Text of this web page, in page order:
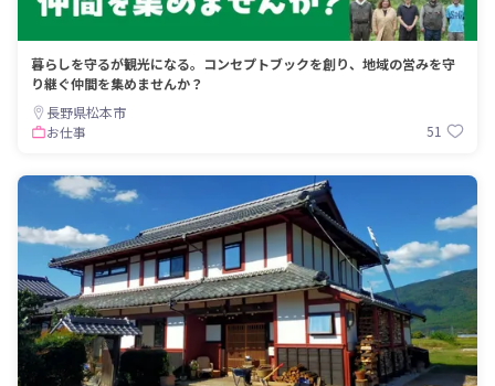
暮らしを守るが観光になる。コンセプトブックを創り、地域の営みを守
り継ぐ仲間を集めませんか？
長野県松本市
お仕事
51